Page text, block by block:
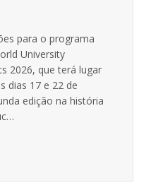
para o programa
University
2026, que terá lugar
dias 17 e 22 de
edição na história